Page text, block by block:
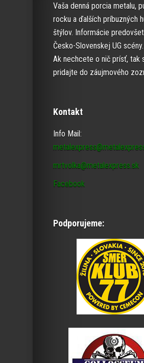
Vaša denná porcia metalu,
rocku a ďalších príbuzných
štýlov. Informácie
Česko-Slovenskej UG scény.
Ak nechcete o nič prísť, tak
pridajte do záujmového
Kontakt
Info Mail:
mrtvolka@metalexpress.sk
Facebook
Podporujeme: